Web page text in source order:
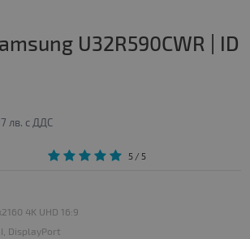
U32R590CWR | ID
лв. с ДДС
5/ 5
4K UHD 16:9
DisplayPort